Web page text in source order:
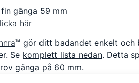
gänga 59 mm
här
™ gör ditt badandet enkelt och
Se komplett lista nedan. Detta
gänga på 60 mm.